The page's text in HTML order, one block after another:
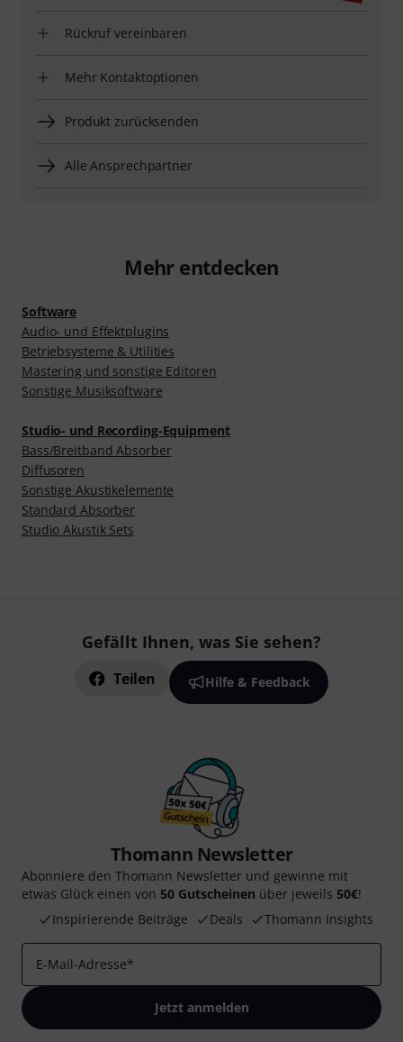
Rückruf vereinbaren
Mehr Kontaktoptionen
Produkt zurücksenden
Alle Ansprechpartner
Mehr entdecken
Software
Audio- und Effektplugins
Betriebsysteme & Utilities
Mastering und sonstige Editoren
Sonstige Musiksoftware
Studio- und Recording-Equipment
Bass/Breitband Absorber
Diffusoren
Sonstige Akustikelemente
Standard Absorber
Studio Akustik Sets
Gefällt Ihnen, was Sie sehen?
Teilen Hilfe & Feedback
Thomann Newsletter
Abonniere den Thomann Newsletter und gewinne mit
etwas Glück einen von 50 Gutscheinen über jeweils 50€!
Inspirierende Beiträge
Deals Thomann Insights
E-Mail-Adresse*
Jetzt anmelden